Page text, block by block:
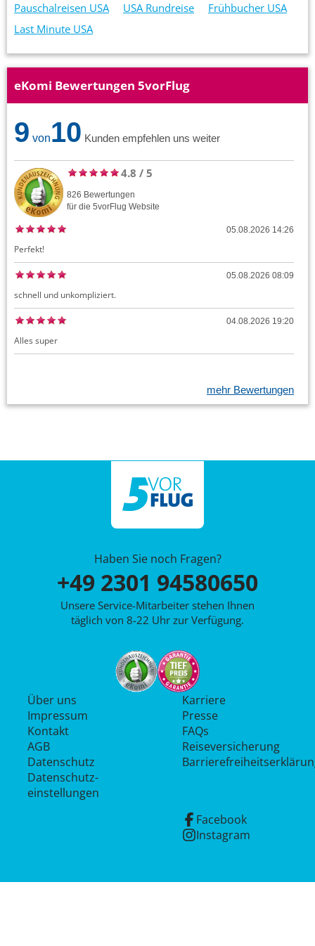
Pauschalreisen USA
USA Rundreise
Frühbucher USA
Last Minute USA
eKomi Bewertungen 5vorFlug
9 von10 Kunden empfehlen uns weiter
4.8 / 5
826 Bewertungen
für die 5vorFlug Website
05.08.2026 14:26
Perfekt!
05.08.2026 08:09
schnell und unkompliziert.
04.08.2026 19:20
Alles super
mehr Bewertungen
Haben Sie noch Fragen?
+49 2301 94580650
Unsere Service-Mitarbeiter stehen Ihnen
täglich von 8-22 Uhr zur Verfügung.
Über uns
Impressum
Kontakt
AGB
Datenschutz
Datenschutz­
einstellungen
Karriere
Presse
FAQs
Reiseversicherung
Facebook
Instagram